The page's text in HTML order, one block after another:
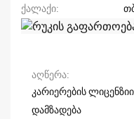
ქალაქი
აღწერა
კარიერების
დამზადება